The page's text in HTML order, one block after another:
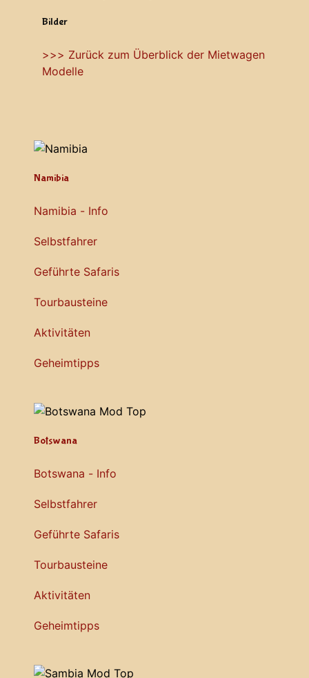
Bilder
>>> Zurück zum Überblick der Mietwagen
Modelle
Namibia
Namibia - Info
Selbstfahrer
Geführte Safaris
Tourbausteine
Aktivitäten
Geheimtipps
Botswana
Botswana - Info
Selbstfahrer
Geführte Safaris
Tourbausteine
Aktivitäten
Geheimtipps